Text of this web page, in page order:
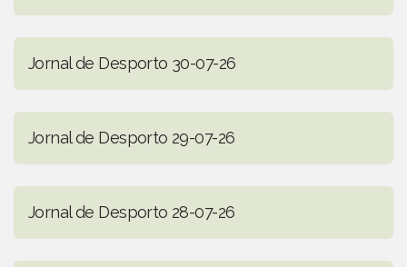
Jornal de Desporto 30-07-26
Jornal de Desporto 29-07-26
Jornal de Desporto 28-07-26